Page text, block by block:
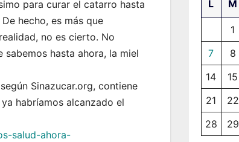
para curar el catarro hasta
hecho, es más que
no es cierto. No
hasta ahora, la miel
Sinazucar.org, contiene
habríamos alcanzado el
salud-ahora-
L M
1
7
8
14
15
21
22
28
29